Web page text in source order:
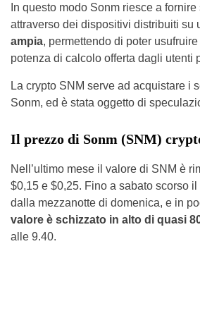
In questo modo Sonm riesce a
attraverso dei dispositivi distribuiti su
ampia, permettendo di poter
potenza di calcolo offerta dagli utenti
La crypto SNM serve ad acquistare i
Sonm, ed è stata oggetto di
Il prezzo di Sonm (SNM)
Nell’ultimo mese il valore di SNM è
$0,15 e $0,25. Fino a sabato scorso
dalla mezzanotte di domenica, e in
valore è schizzato in alto di quasi
alle 9.40.